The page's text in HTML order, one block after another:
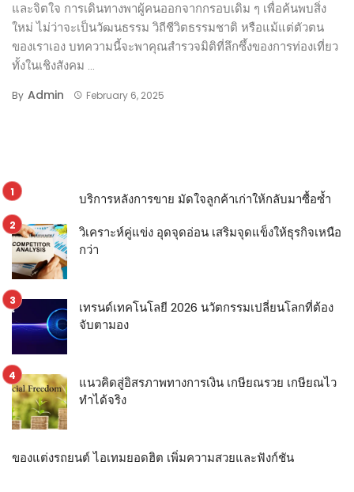
และจิตใจ การเดินทางพาผู้คนออกจากกรอบเดิม ๆ เพื่อค้นพบสิ่ง
ใหม่ ไม่ว่าจะเป็นวัฒนธรรม วิถีชีวิตธรรมชาติ หรือแม้แต่ตัวตน
ของเราเอง บทความนี้จะพาคุณสำรวจมิติที่ลึกซึ้งของการท่องเที่ยว
ทั้งในเชิงสังคม ...
By Admin February 6, 2025
บริการหลังการขาย มัดใจลูกค้าเก่าให้กลับมาซื้อซ้ำ
วิเคราะห์คู่แข่ง อุดจุดอ่อน เสริมจุดแข็งให้ธุรกิจเหนือ
กว่า
เทรนด์เทคโนโลยี 2026 นวัตกรรมเปลี่ยนโลกที่ต้อง
จับตามอง
แนวคิดสู่อิสรภาพทางการเงิน เกษียณรวย เกษียณไว
ทำได้จริง
ของแต่งรถยนต์ ไอเทมยอดฮิต เพิ่มความสวยและฟังก์ชัน